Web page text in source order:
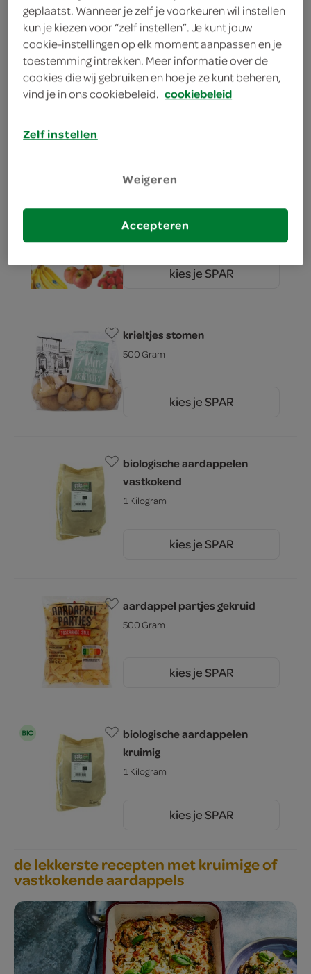
2.51 kies je SPAR
vastkokende aardappelen
5 Kilogram
aardappelen vastkokend
3 Kilogram
kies je SPAR
krieltjes stomen
500 Gram
kies je SPAR
biologische aardappelen
vastkokend
1 Kilogram
kies je SPAR
aardappel partjes gekruid
500 Gram
kies je SPAR
biologische aardappelen
kruimig
1 Kilogram
kies je SPAR
de lekkerste recepten met kruimige of
vastkokende aardappels
geplaatst. Wanneer je zelf je voorkeuren wil instellen
kun je kiezen voor “zelf instellen”. Je kunt jouw
cookie-instellingen op elk moment aanpassen en je
toestemming intrekken. Meer informatie over de
cookies die wij gebruiken en hoe je ze kunt beheren,
vind je in ons cookiebeleid. cookiebeleid
Zelf instellen
Weigeren
Accepteren